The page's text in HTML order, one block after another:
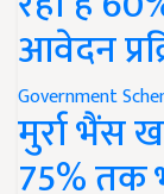
आवेदन
Government
मुर्रा भैंस
75% तक